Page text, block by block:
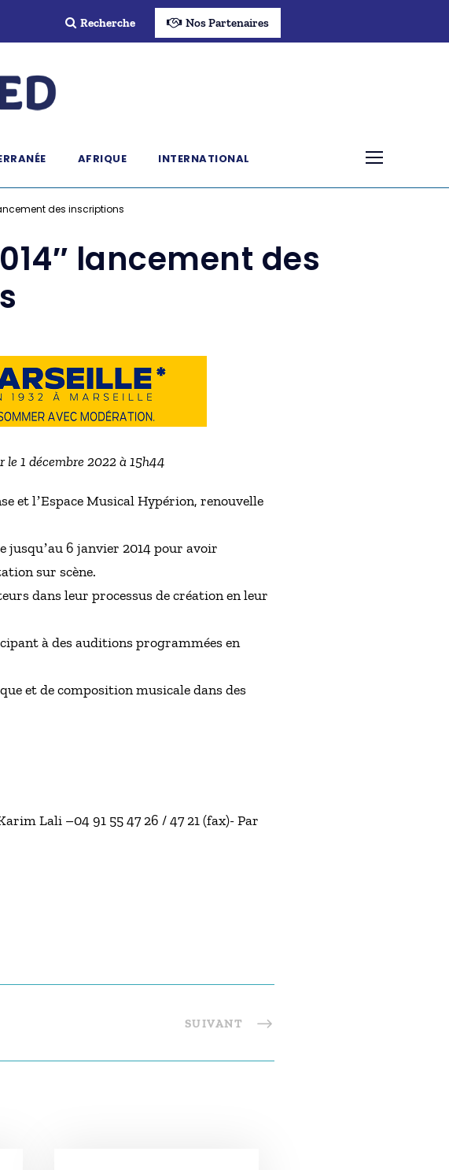
Recherche Nos Partenaires
AFRIQUE INTERNATIONAL
des inscriptions
lancement des
1 décembre 2022 à 15h44
et lʼEspace Musical Hypérion, renouvelle
jusquʼau 6 janvier 2014 pour avoir
sur scène.
dans leur processus de création en leur
à des auditions programmées en
et de composition musicale dans des
Lali –04 91 55 47 26 / 47 21 (fax)- Par
SUIVANT